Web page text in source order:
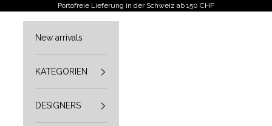
Zum Inhalt springenPortofreie Lieferung in der Schweiz ab 150 CHF
New arrivals
KATEGORIEN
DESIGNERS